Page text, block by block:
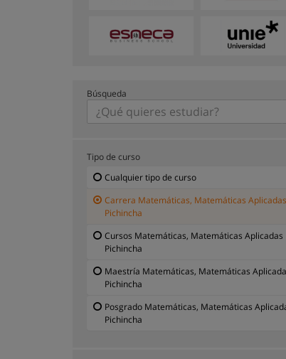
Búsqueda
Tipo de curso
Cualquier tipo de curso
Carrera Matemáticas, Matemáticas Aplicadas
Pichincha
Cursos Matemáticas, Matemáticas Aplicadas
Pichincha
Maestría Matemáticas, Matemáticas
Pichincha
Posgrado Matemáticas, Matemáticas
Pichincha